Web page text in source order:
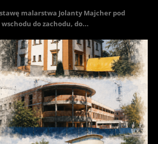
malarstwa Jolanty Majcher pod
do zachodu, do...